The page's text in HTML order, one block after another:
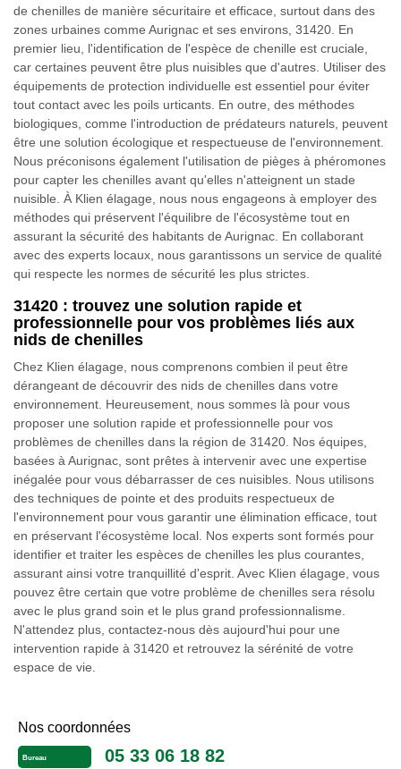
de chenilles de manière sécuritaire et efficace, surtout dans des
zones urbaines comme Aurignac et ses environs, 31420. En
premier lieu, l'identification de l'espèce de chenille est cruciale,
car certaines peuvent être plus nuisibles que d'autres. Utiliser des
équipements de protection individuelle est essentiel pour éviter
tout contact avec les poils urticants. En outre, des méthodes
biologiques, comme l'introduction de prédateurs naturels, peuvent
être une solution écologique et respectueuse de l'environnement.
Nous préconisons également l'utilisation de pièges à phéromones
pour capter les chenilles avant qu'elles n'atteignent un stade
nuisible. À Klien élagage, nous nous engageons à employer des
méthodes qui préservent l'équilibre de l'écosystème tout en
assurant la sécurité des habitants de Aurignac. En collaborant
avec des experts locaux, nous garantissons un service de qualité
qui respecte les normes de sécurité les plus strictes.
31420 : trouvez une solution rapide et
professionnelle pour vos problèmes liés aux
nids de chenilles
Chez Klien élagage, nous comprenons combien il peut être
dérangeant de découvrir des nids de chenilles dans votre
environnement. Heureusement, nous sommes là pour vous
proposer une solution rapide et professionnelle pour vos
problèmes de chenilles dans la région de 31420. Nos équipes,
basées à Aurignac, sont prêtes à intervenir avec une expertise
inégalée pour vous débarrasser de ces nuisibles. Nous utilisons
des techniques de pointe et des produits respectueux de
l'environnement pour vous garantir une élimination efficace, tout
en préservant l'écosystème local. Nos experts sont formés pour
identifier et traiter les espèces de chenilles les plus courantes,
assurant ainsi votre tranquillité d'esprit. Avec Klien élagage, vous
pouvez être certain que votre problème de chenilles sera résolu
avec le plus grand soin et le plus grand professionnalisme.
N'attendez plus, contactez-nous dès aujourd'hui pour une
intervention rapide à 31420 et retrouvez la sérénité de votre
espace de vie.
Nos coordonnées
Bureau 05 33 06 18 82